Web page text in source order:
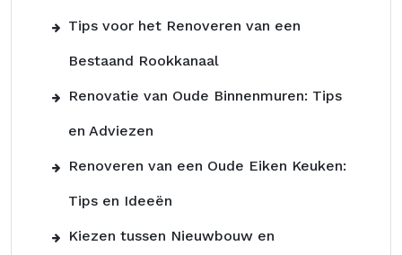
Tips voor het Renoveren van een
Bestaand Rookkanaal
Renovatie van Oude Binnenmuren: Tips
en Adviezen
Renoveren van een Oude Eiken Keuken:
Tips en Ideeën
Kiezen tussen Nieuwbouw en